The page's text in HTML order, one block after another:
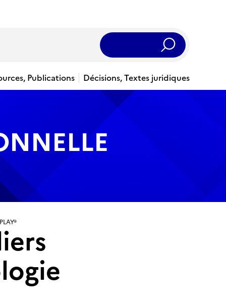
Rechercher
Publications
Décisions, Textes juridiques